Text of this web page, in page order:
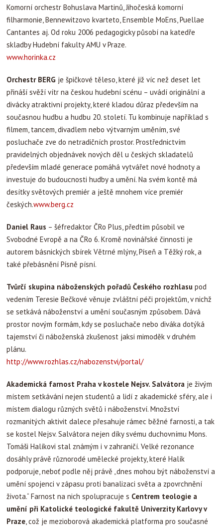
Komorní orchestr Bohuslava Martinů, Jihočeská komorní
filharmonie, Bennewitzovo kvarteto, Ensemble MoEns, Puellae
Cantantes aj. Od roku 2006 pedagogicky působí na katedře
skladby Hudební fakulty AMU v Praze.
www.horinka.cz
Orchestr BERG je špičkové těleso, které již víc než deset let
přináší svěží vítr na českou hudební scénu – uvádí originální a
divácky atraktivní projekty, které kladou důraz především na
současnou hudbu a hudbu 20. století. Tu kombinuje například s
filmem, tancem, divadlem nebo výtvarným uměním, své
posluchače zve do netradičních prostor. Prostřednictvím
pravidelných objednávek nových děl u českých skladatelů
především mladé generace pomáhá vytvářet nové hodnoty a
investuje do budoucnosti hudby a umění. Na svém kontě má
desítky světových premiér a ještě mnohem více premiér
českých.www.berg.cz
Daniel Raus – šéfredaktor ČRo Plus, předtím působil ve
Svobodné Evropě a na ČRo 6. Kromě novinářské činnosti je
autorem básnických sbírek Větrné mlýny, Píseň a Těžký rok, a
také přebásnění Písně písní.
Tvůrčí skupina náboženských pořadů Českého rozhlasu pod
vedením Teresie Bečkové věnuje zvláštní péči projektům, v nichž
se setkává náboženství a umění současným způsobem. Dává
prostor novým formám, kdy se posluchače nebo diváka dotýká
tajemství či náboženská zkušenost jaksi mimoděk v druhém
plánu.
http://www.rozhlas.cz/nabozenstvi/portal/
Akademická farnost Praha v kostele Nejsv. Salvátora je živým
místem setkávání nejen studentů a lidí z akademické sféry, ale i
místem dialogu různých světů i náboženství. Množství
rozmanitých aktivit dalece přesahuje rámec běžné farnosti, a tak
se kostel Nejsv. Salvátora nejen díky svému duchovnímu Mons.
Tomáši Halíkovi stal známým i v zahraničí. Velké rezonance
dosáhly právě různorodé umělecké projekty, které Halík
podporuje, neboť podle něj právě „dnes mohou být náboženství a
umění spojenci v zápasu proti banalizaci světa a zpovrchnění
života.“ Farnost na nich spolupracuje s Centrem teologie a
umění při Katolické teologické fakultě Univerzity Karlovy v
Praze, což je mezioborová akademická platforma pro současné